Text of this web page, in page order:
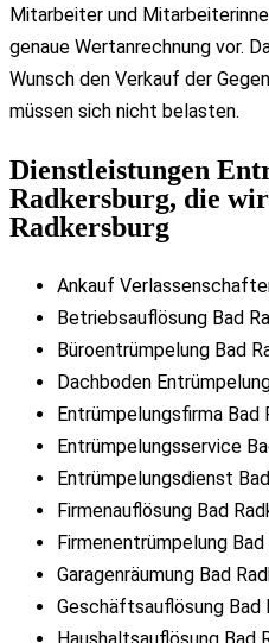
Mitarbeiter und
genaue Wertanrechnung vor.
Wunsch den Verkauf der
müssen sich nicht belasten.
Dienstleistungen
Radkersburg, die
Radkersburg
Ankauf
Betriebsauflösung Bad
Büroentrümpelung Bad
Dachboden
Entrümpelungsfirma Bad
Entrümpelungsservice
Entrümpelungsdienst
Firmenauflösung Bad
Firmenentrümpelung
Garagenräumung Bad
Geschäftsauflösung Bad